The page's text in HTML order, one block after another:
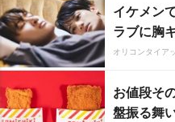
イケメン
ラブに胸
オリコンタイア
お値段そ
盤振る舞